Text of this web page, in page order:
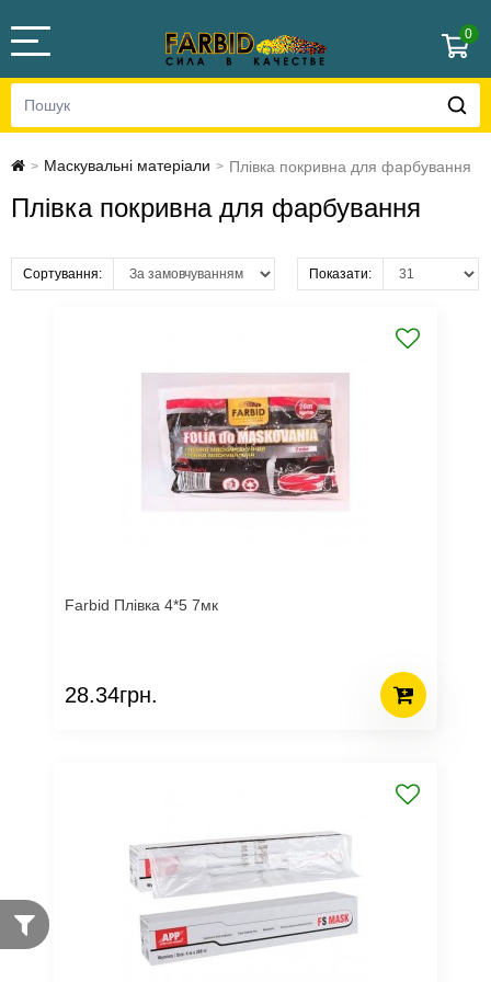
0
> Маскувальні матеріали > Плівка покривна для фарбування
Плівка покривна для фарбування
Сортування: Показати:
Farbid Плівка 4*5 7мк
28.34грн.